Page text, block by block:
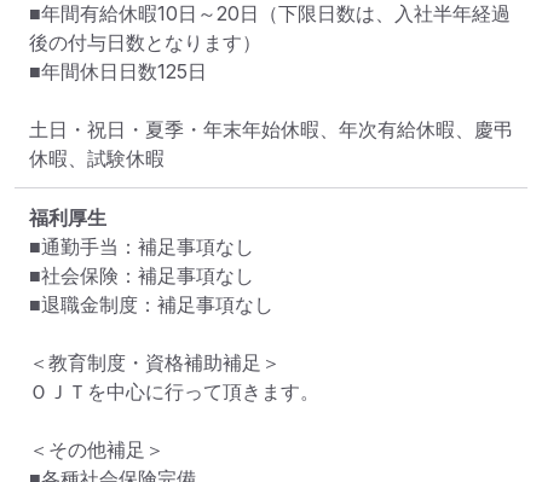
■年間有給休暇10日～20日（下限日数は、入社半年経過
後の付与日数となります）
■年間休日日数125日
土日・祝日・夏季・年末年始休暇、年次有給休暇、慶弔
休暇、試験休暇
福利厚生
■通勤手当：補足事項なし
■社会保険：補足事項なし
■退職金制度：補足事項なし
＜教育制度・資格補助補足＞
ＯＪＴを中心に行って頂きます。
＜その他補足＞